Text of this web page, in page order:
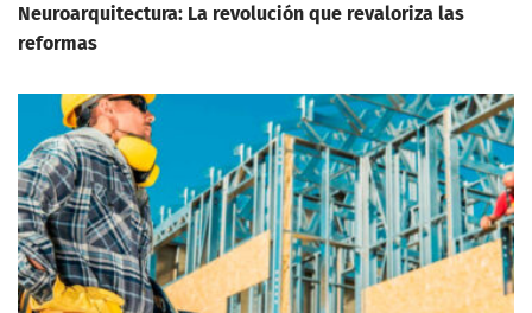
Neuroarquitectura: La revolución que revaloriza las
reformas